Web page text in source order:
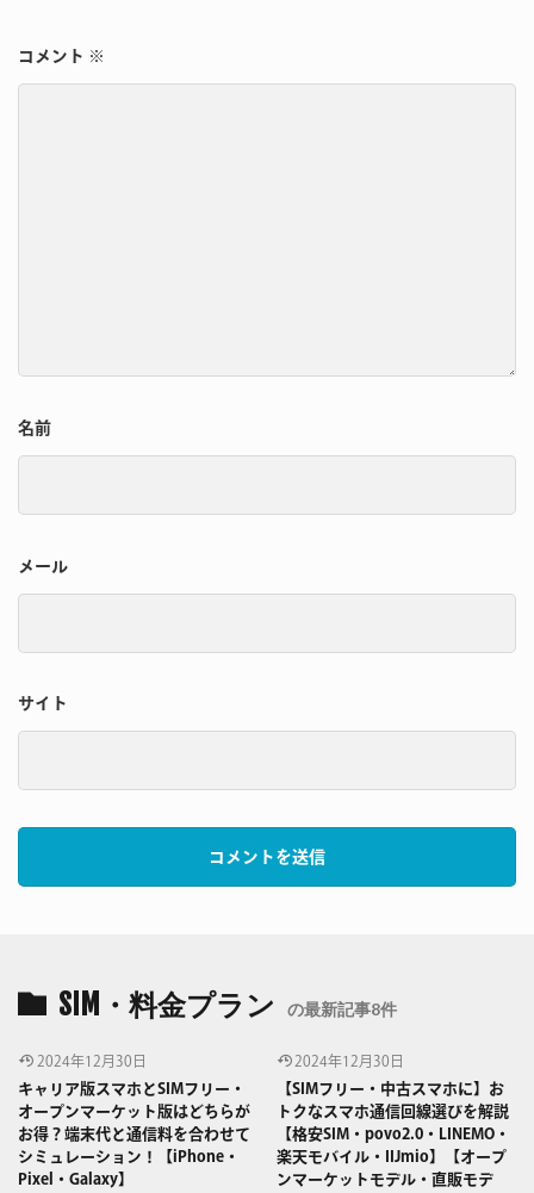
コメント ※
名前
メール
サイト
SIM・料金プラン の最新記事8件
2024年12月30日
キャリア版スマホとSIMフリー・
オープンマーケット版はどちらが
お得？端末代と通信料を合わせて
シミュレーション！【iPhone・
Pixel・Galaxy】
2024年12月30日
【SIMフリー・中古スマホに】お
トクなスマホ通信回線選びを解説
【格安SIM・povo2.0・LINEMO・
楽天モバイル・IIJmio】【オープ
ンマーケットモデル・直販モデ